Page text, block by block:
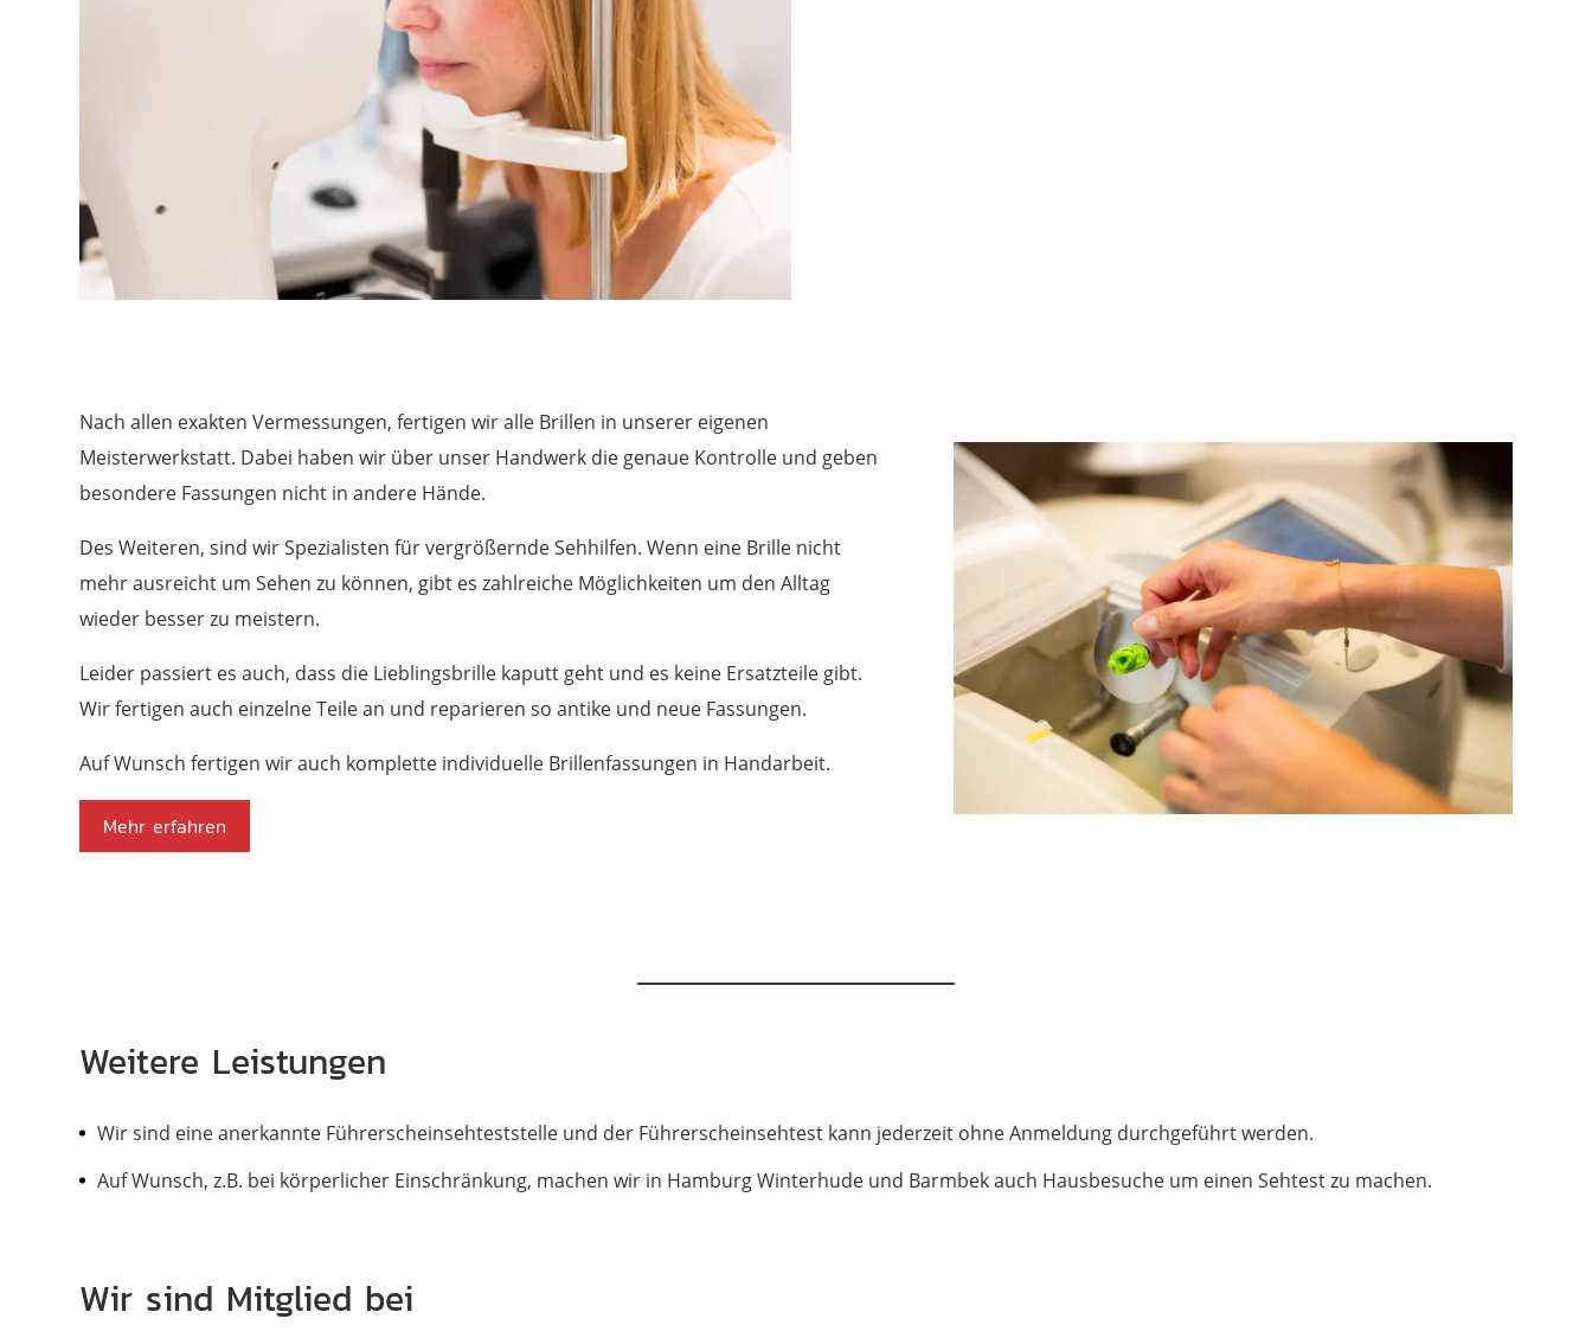
Nach allen exakten Vermessungen, fertigen wir alle Brillen in unserer eigenen
Meisterwerkstatt. Dabei haben wir über unser Handwerk die genaue Kontrolle und geben
besondere Fassungen nicht in andere Hände.
Des Weiteren, sind wir Spezialisten für vergrößernde Sehhilfen. Wenn eine Brille nicht
mehr ausreicht um Sehen zu können, gibt es zahlreiche Möglichkeiten um den Alltag
wieder besser zu meistern.
Leider passiert es auch, dass die Lieblingsbrille kaputt geht und es keine Ersatzteile gibt.
Wir fertigen auch einzelne Teile an und reparieren so antike und neue Fassungen.
Auf Wunsch fertigen wir auch komplette individuelle Brillenfassungen in Handarbeit.
Mehr erfahren
Weitere Leistungen
Wir sind eine anerkannte Führerscheinsehteststelle und der Führerscheinsehtest kann jederzeit ohne Anmeldung durchgeführt werden.
Auf Wunsch, z.B. bei körperlicher Einschränkung, machen wir in Hamburg Winterhude und Barmbek auch Hausbesuche um einen Sehtest zu machen.
Wir sind Mitglied bei